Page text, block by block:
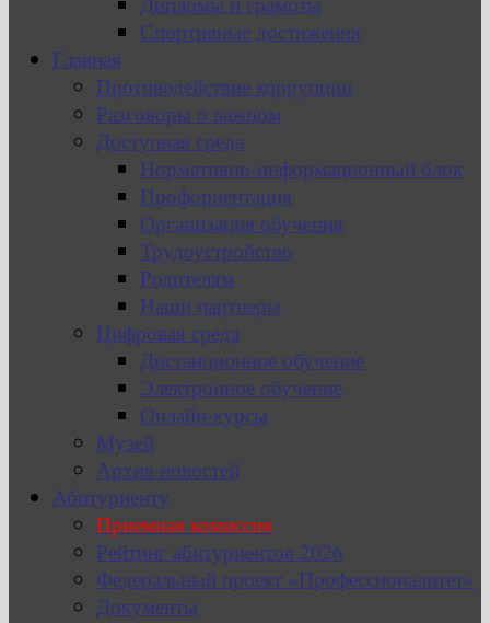
Спортивные достижения
Главная
Противодействие коррупции
Разговоры о важном
Доступная среда
Нормативно-информационный блок
Профориентация
Организация обучения
Трудоустройство
Родителям
Наши партнеры
Цифровая среда
Дистанционное обучение
Электронное обучение
Онлайн-курсы
Музей
Архив новостей
Абитуриенту
Приемная комиссия
Рейтинг абитуриентов 2026
Федеральный проект «Профессионалитет»
Документы